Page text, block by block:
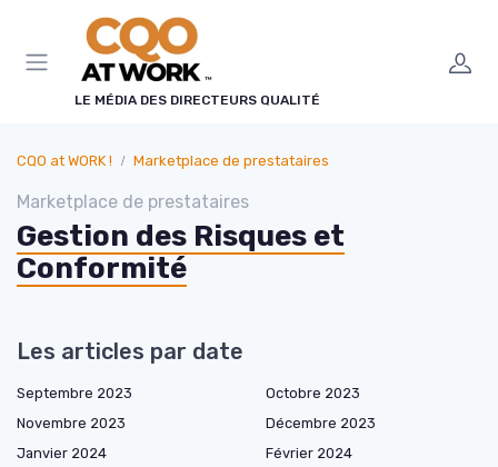
LE MÉDIA DES DIRECTEURS QUALITÉ
CQO at WORK ! Marketplace de prestataires
Marketplace de prestataires
Gestion des Risques et
Conformité
Les articles par date
Septembre 2023
Octobre 2023
Novembre 2023
Décembre 2023
Janvier 2024
Février 2024
Panneau de gestion des cookies